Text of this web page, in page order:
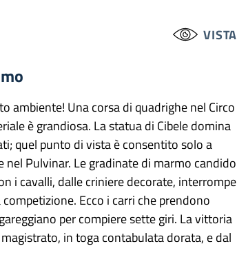
VISTA
ambiente! Una corsa di quadrighe nel Circo
è grandiosa. La statua di Cibele domina
quel punto di vista è consentito solo a
Pulvinar. Le gradinate di marmo candido
i cavalli, dalle criniere decorate, interrompe
Ecco i carri che prendono
per compiere sette giri. La vittoria
in toga contabulata dorata, e dal